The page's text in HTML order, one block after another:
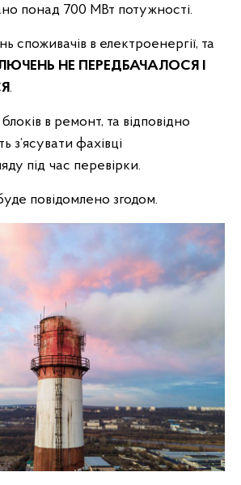
понад 700 МВт потужності.
в електроенергії, та
НЕ ПЕРЕДБАЧАЛОСЯ І
.
в ремонт, та відповідно
з’ясувати фахівці
під час перевірки.
повідомлено згодом.